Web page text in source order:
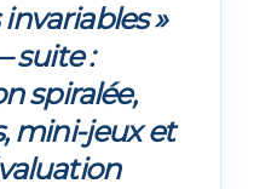
»
suite :
spiralée,
mini-jeux et